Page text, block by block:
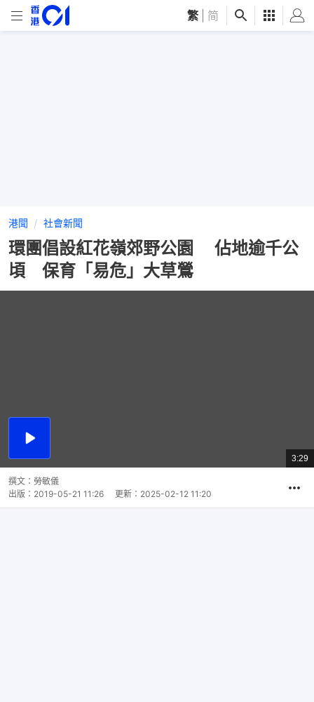
繁 简
港聞 社會新聞
環團倡設紅花嶺郊野公園 佔地逾千公
頃 保育「易危」大草鶯
播
總
共
3:29
撰文： 勞敏儀
出版： 2019-05-21 11:26 更新： 2025-02-12 11:20